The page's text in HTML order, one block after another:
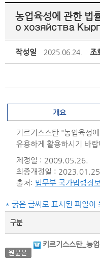
농업육성에 관한
о хозяйства
작성일 2025.06.24. 조
개요
키르기스스탄 "농업육성
유용하게 활용하시기 바랍
제정일 : 2009.05.26.
최종개정일 : 2023.01.25.
출처: 법무부 국가법령정
* 굵은 글씨로 표시된 파일이
구분
키르기스스탄_농업육성에